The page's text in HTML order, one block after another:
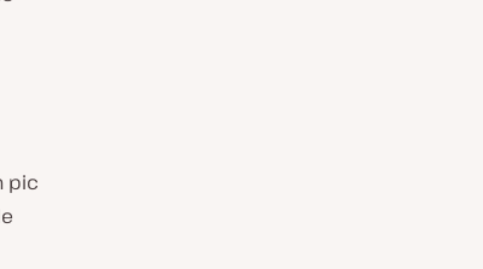
pic